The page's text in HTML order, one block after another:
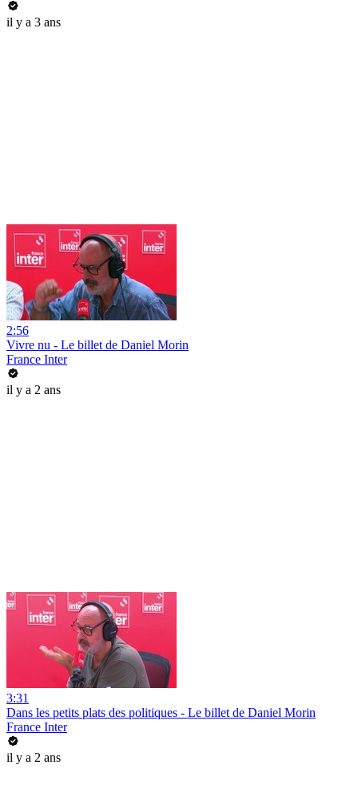
il y a 3 ans
2:56
Vivre nu - Le billet de Daniel Morin
France Inter
il y a 2 ans
3:31
Dans les petits plats des politiques - Le billet de Daniel Morin
France Inter
il y a 2 ans